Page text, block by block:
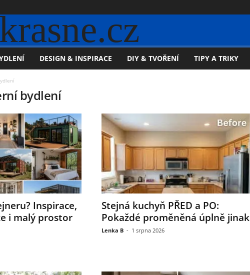
DESIGN & INSPIRACE DIY & TVOŘENÍ TIPY A TRIKY
bydlení
Inspirace,
i malý prostor
Stejná kuchyň PŘED a PO:
Pokaždé proměněná úplně jinak
Lenka B - 1 srpna 2026